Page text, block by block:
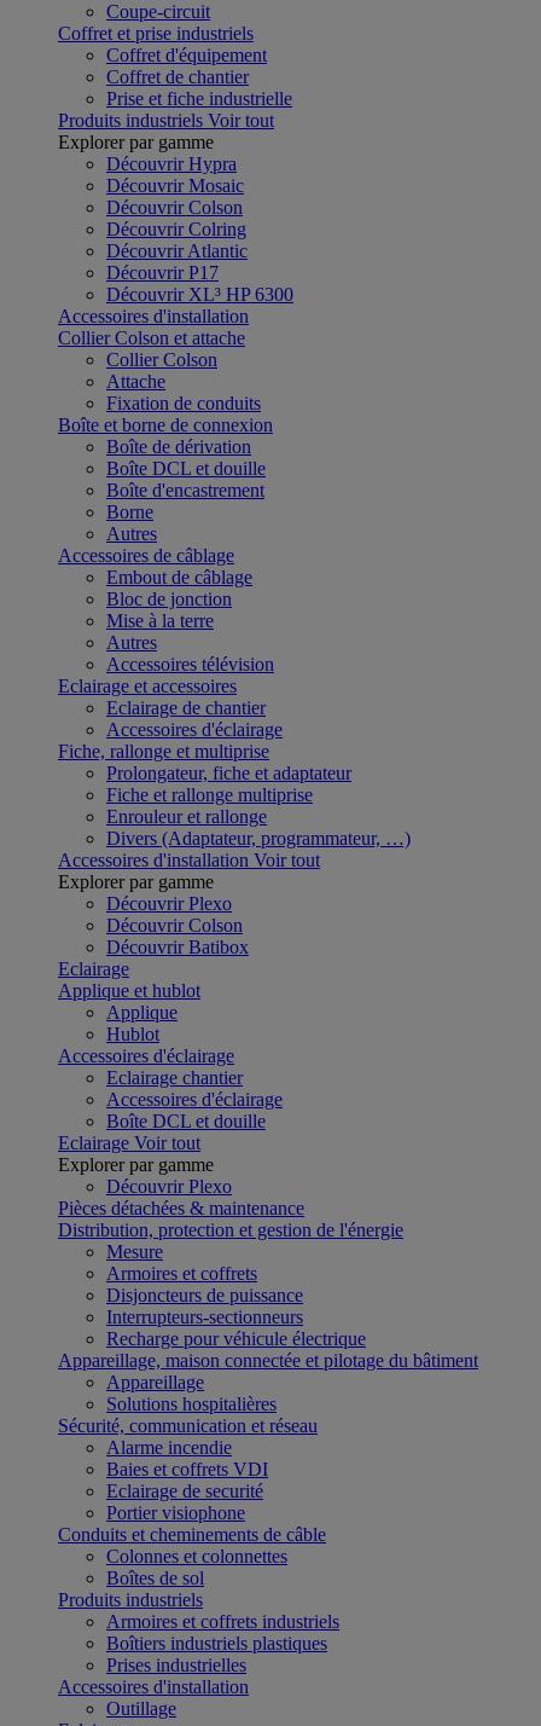
Coupe-circuit
Coffret et prise industriels
Coffret d'équipement
Coffret de chantier
Prise et fiche industrielle
Produits industriels Voir tout
Explorer par gamme
Découvrir Hypra
Découvrir Mosaic
Découvrir Colson
Découvrir Colring
Découvrir Atlantic
Découvrir P17
Découvrir XL³ HP 6300
Accessoires d'installation
Collier Colson et attache
Collier Colson
Attache
Fixation de conduits
Boîte et borne de connexion
Boîte de dérivation
Boîte DCL et douille
Boîte d'encastrement
Borne
Autres
Accessoires de câblage
Embout de câblage
Bloc de jonction
Mise à la terre
Autres
Accessoires télévision
Eclairage et accessoires
Eclairage de chantier
Accessoires d'éclairage
Fiche, rallonge et multiprise
Prolongateur, fiche et adaptateur
Fiche et rallonge multiprise
Enrouleur et rallonge
Divers (Adaptateur, programmateur, …)
Accessoires d'installation Voir tout
Explorer par gamme
Découvrir Plexo
Découvrir Colson
Découvrir Batibox
Eclairage
Applique et hublot
Applique
Hublot
Accessoires d'éclairage
Eclairage chantier
Accessoires d'éclairage
Boîte DCL et douille
Eclairage Voir tout
Explorer par gamme
Découvrir Plexo
Pièces détachées & maintenance
Distribution, protection et gestion de l'énergie
Mesure
Armoires et coffrets
Disjoncteurs de puissance
Interrupteurs-sectionneurs
Recharge pour véhicule électrique
Appareillage, maison connectée et pilotage du bâtiment
Appareillage
Solutions hospitalières
Sécurité, communication et réseau
Alarme incendie
Baies et coffrets VDI
Eclairage de securité
Portier visiophone
Conduits et cheminements de câble
Colonnes et colonnettes
Boîtes de sol
Produits industriels
Armoires et coffrets industriels
Boîtiers industriels plastiques
Prises industrielles
Accessoires d'installation
Outillage